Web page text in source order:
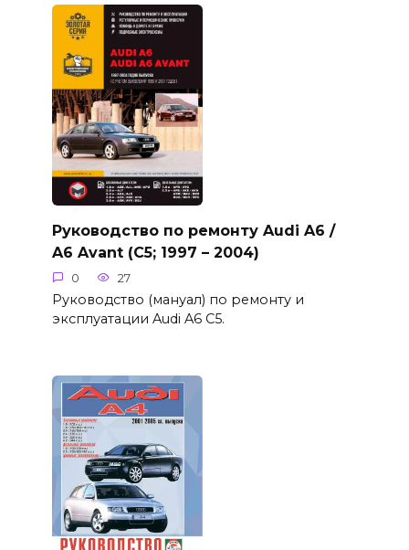
Руководство по ремонту Audi A6 /
A6 Avant (C5; 1997 – 2004)
0 27
Руководство (мануал) по ремонту и
эксплуатации Audi A6 C5.